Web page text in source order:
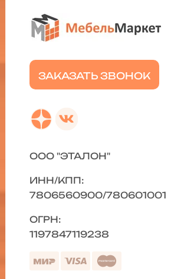
ЗАКАЗАТЬ ЗВОНОК
ООО "ЭТАЛОН"
ИНН/КПП:
7806560900/780601001
ОГРН:
1197847119238